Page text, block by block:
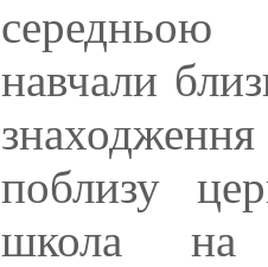
навчали
поблизу
школа на